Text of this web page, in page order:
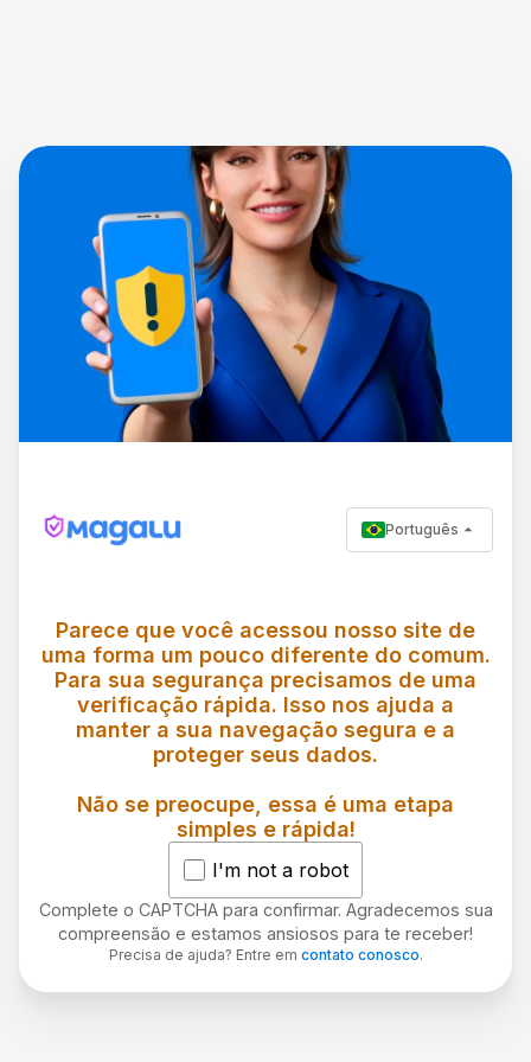
Português
Parece que você acessou nosso site de
uma forma um pouco diferente do comum.
Para sua segurança precisamos de uma
verificação rápida. Isso nos ajuda a
manter a sua navegação segura e a
proteger seus dados.
Não se preocupe, essa é uma etapa
simples e rápida!
I'm not a robot
Complete o CAPTCHA para confirmar. Agradecemos sua
compreensão e estamos ansiosos para te receber!
Precisa de ajuda? Entre em contato conosco.